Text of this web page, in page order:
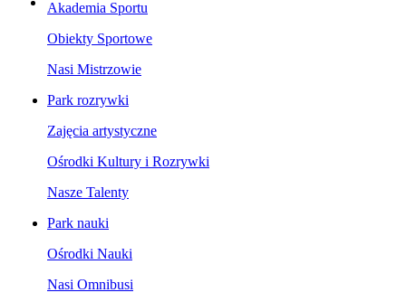
Akademia Sportu
Obiekty Sportowe
Nasi Mistrzowie
Park rozrywki
Zajęcia artystyczne
Ośrodki Kultury i Rozrywki
Nasze Talenty
Park nauki
Ośrodki Nauki
Nasi Omnibusi